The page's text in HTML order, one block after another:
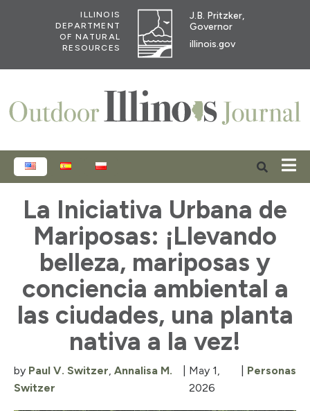
ILLINOIS
DEPARTMENT
OF NATURAL
RESOURCES
J.B. Pritzker,
Governor
illinois.gov
ENGLISHESPAÑOL
La Iniciativa Urbana de
Mariposas: ¡Llevando
belleza, mariposas y
conciencia ambiental a
las ciudades, una planta
nativa a la vez!
by Paul V. Switzer Annalisa M.
Switzer
May 1,
2026
Personas